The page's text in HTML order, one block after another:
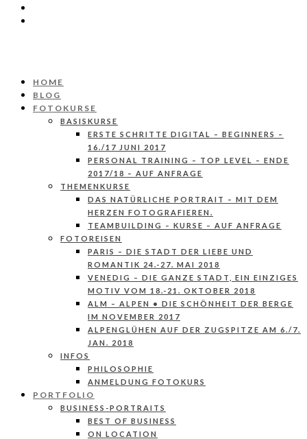
HOME
BLOG
FOTOKURSE
BASISKURSE
ERSTE SCHRITTE DIGITAL – BEGINNERS –
16./17 JUNI 2017
PERSONAL TRAINING – TOP LEVEL – ENDE
2017/18 – AUF ANFRAGE
THEMENKURSE
DAS NATÜRLICHE PORTRAIT – MIT DEM
HERZEN FOTOGRAFIEREN.
TEAMBUILDING – KURSE – AUF ANFRAGE
FOTOREISEN
PARIS – DIE STADT DER LIEBE UND
ROMANTIK 24.-27. MAI 2018
VENEDIG – DIE GANZE STADT, EIN EINZIGES
MOTIV VOM 18.-21. OKTOBER 2018
ALM – ALPEN • DIE SCHÖNHEIT DER BERGE
IM NOVEMBER 2017
ALPENGLÜHEN AUF DER ZUGSPITZE AM 6./7.
JAN. 2018
INFOS
PHILOSOPHIE
ANMELDUNG FOTOKURS
PORTFOLIO
BUSINESS-PORTRAITS
BEST OF BUSINESS
ON LOCATION